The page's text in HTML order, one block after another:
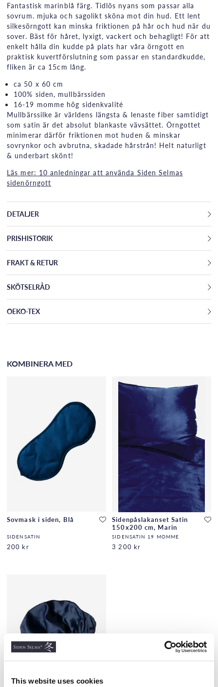
This website uses cookies
Fantastisk marinblå färg. Tidlös nyans som passar alla
sovrum. mjuka och sagolikt sköna mot din hud. Ett lent
silkesörngott kan minska friktionen på hår och hud när du
sover. Bäst för håret, lyxigt, vackert och behagligt! För att
enkelt hålla din kudde på plats har våra örngott en
praktisk kuvertförslutning som passar en standardkudde,
fliken är ca 15cm lång.
ca 50 x 60 cm
100% siden, mullbärssiden
16-19 momme hög sidenkvalité
Mullbärssilke är världens längsta & lenaste fiber samtidigt
som satin är det absolut blankaste vävsättet. Örngottet
minimerar därför friktionen mot huden & minskar
sovrynkor och avbrutna, skadade hårstrån! Helt naturligt
& underbart skönt!
Läs mer: 10 anledningar att använda Siden Selmas
sidenörngott
DETALJER
PRISHISTORIK
FRAKT & RETUR
SKÖTSELRÅD
OEKO-TEX
KOMBINERA MED
Sovmask i siden, Blå
SIDENSATIN
200 kr
Sidenpåslakanset Satin
150x200 cm, Marin
SIDENSATIN 19 MOMME
3 200 kr